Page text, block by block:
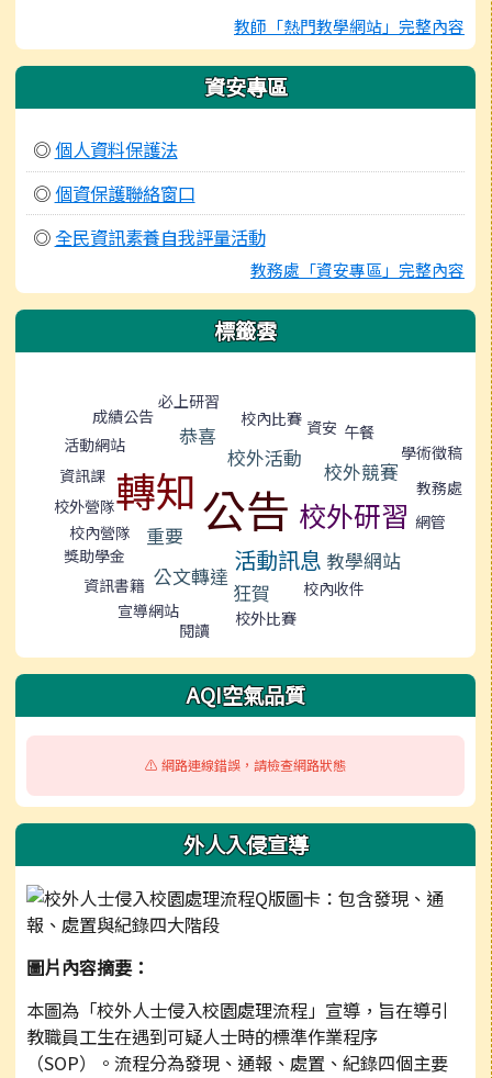
教師「熱門教學網站」完整內容
資安專區
◎個人資料保護法
◎個資保護聯絡窗口
◎全民資訊素養自我評量活動
教務處「資安專區」完整內容
標籤雲
成績公告
必上研習
恭喜
校內比賽
活動網站
資安 午餐
資訊課 轉知
校外活動 學術徵稿
公告
校外競賽
校外營隊 校外研習
教務處
校內營隊 重要
網管
獎助學金
公文轉達 活動訊息 教學網站
資訊書籍
宣導網站
狂賀
校內收件
閱讀
校外比賽
AQI空氣品質
⚠️ 網路連線錯誤，請檢查網路狀態
外人入侵宣導
圖片內容摘要：
本圖為「校外人士侵入校園處理流程」宣導，旨在導引
教職員工生在遇到可疑人士時的標準作業程序
（SOP）。流程分為發現、通報、處置、紀錄四個主要